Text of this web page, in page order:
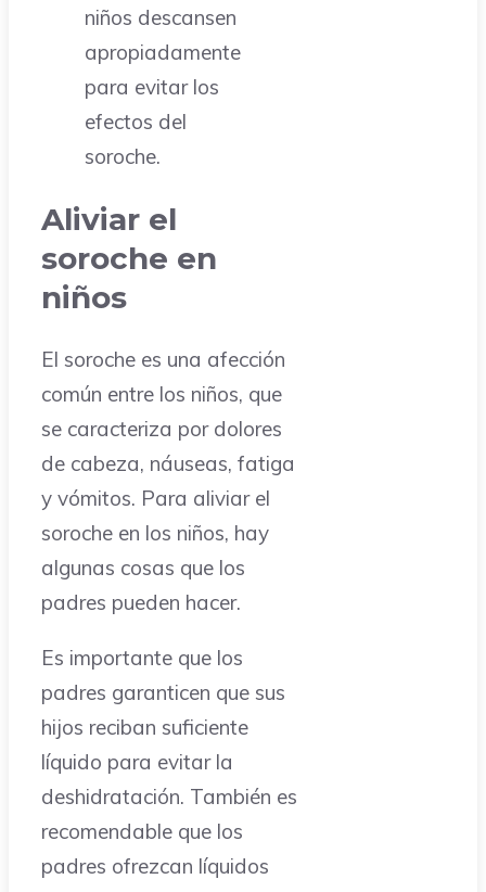
niños descansen
apropiadamente
para evitar los
efectos del
soroche.
Aliviar el
soroche en
niños
El soroche es una afección
común entre los niños, que
se caracteriza por dolores
de cabeza, náuseas, fatiga
y vómitos. Para aliviar el
soroche en los niños, hay
algunas cosas que los
padres pueden hacer.
Es importante que los
padres garanticen que sus
hijos reciban suficiente
líquido para evitar la
deshidratación. También es
recomendable que los
padres ofrezcan líquidos